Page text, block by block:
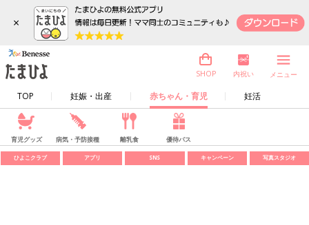
×
TOP 妊娠・出産 赤ちゃん・育児 妊活
SHOP 内祝い メニュー
育児グッズ 病気・予防接種 離乳食 優待パス
ひよこクラブ アプリ SNS キャンペーン 写真スタジオ